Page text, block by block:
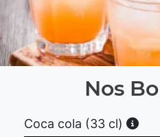
Nos
Coca cola (33 cl)